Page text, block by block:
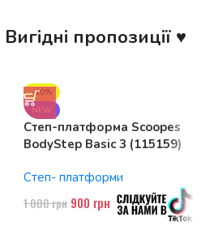
пропозиції ♥
-10%
NEW
Степ-платформа Scoopes
BodyStep Basic 3 (115159)
рівні
Степ- платформи
1 000грн 900 грн